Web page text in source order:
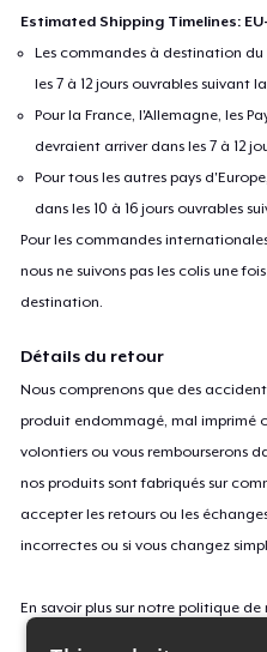
Estimated Shipping Timelines:
Les commandes à destination
les 7 à 12 jours ouvrables suivant
Pour la France, l'Allemagne, les
devraient arriver dans les 7 à 12
Pour tous les autres pays
dans les 10 à 16 jours ouvrables
Pour les commandes
nous ne suivons pas les colis une
destination.
Détails du retour
Nous comprenons que des
produit endommagé, mal imprimé
volontiers ou vous rembourserons
nos produits sont fabriqués sur
accepter les retours ou les
incorrectes ou si vous changez
En savoir plus sur notre politique de